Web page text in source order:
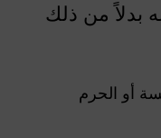
بدلاً من ذلك
أو الحرم